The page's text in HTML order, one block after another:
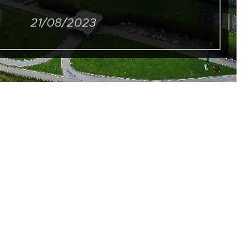
21/08/2023